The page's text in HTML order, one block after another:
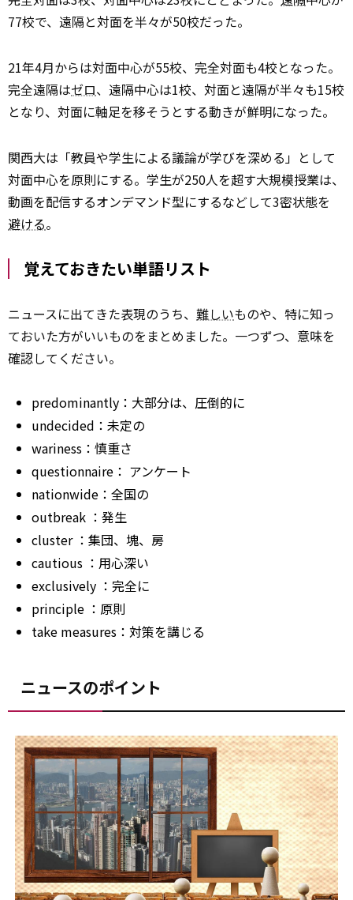
77校で、遠隔と対面を半々が50校だった。
21年4月からは対面中心が55校、完全対面も4校となった。
完全遠隔はゼロ、遠隔中心は1校、対面と遠隔が半々も15校
となり、対面に軸足を移そうとする動きが鮮明になった。
関西大は「教員や学生による議論が学びを深める」として
対面中心を原則にする。学生が250人を超す大規模授業は、
動画を配信するオンデマンド型にするなどして3密状態を
避ける。
覚えておきたい単語リスト
ニュースに出てきた表現のうち、 難しいものや、特に知っ
ておいた方がいいものをまとめました。一つずつ、意味を
確認してください。
predominantly：大部分は、圧倒的に
undecided：未定の
wariness：慎重さ
questionnaire： アンケート
nationwide：全国の
outbreak ：発生
cluster：集団、塊、房
cautious ：用心深い
exclusively ：完全に
principle ：原則
take measures：対策を講じる
ニュースのポイント